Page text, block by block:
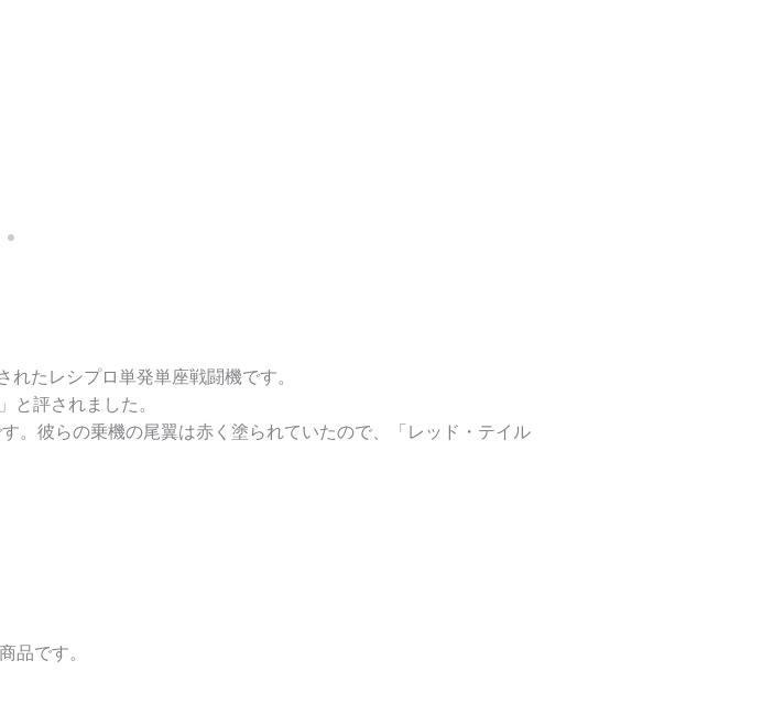
たレシプロ単発単座戦闘機です。
と評されました。
。彼らの乗機の尾翼は赤く塗られていたので、「レッド・テイル
品です。